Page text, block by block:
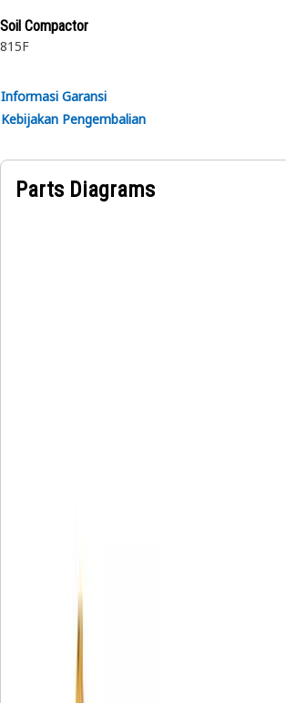
Soil Compactor
815F
Informasi Garansi
Kebijakan Pengembalian
Parts Diagrams